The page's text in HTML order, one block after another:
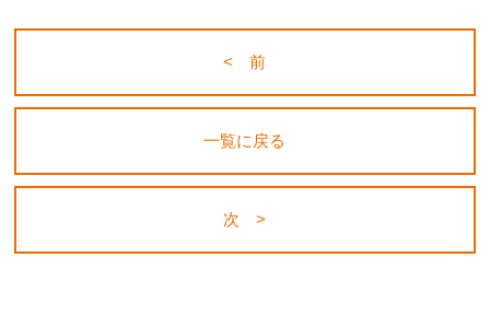
< 前
一覧に戻る
次 >